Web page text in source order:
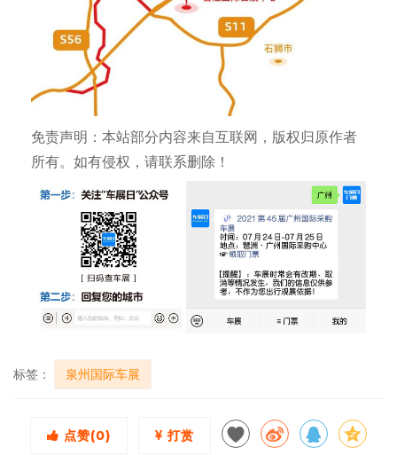
免责声明：本站部分内容来自互联网，版权归原作者
所有。如有侵权，请联系删除！
标签： 泉州国际车展
点赞(0) 打赏